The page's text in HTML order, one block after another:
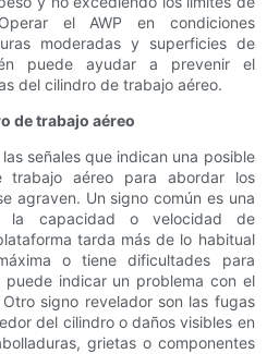
el AWP en condiciones
moderadas y superficies de
puede ayudar a prevenir el
del cilindro de trabajo aéreo.
de trabajo aéreo
señales que indican una posible
aéreo para abordar los
agraven. Un signo común es una
la capacidad o velocidad de
tarda más de lo habitual
o tiene dificultades para
indicar un problema con el
signo revelador son las fugas
del cilindro o daños visibles en
grietas o componentes